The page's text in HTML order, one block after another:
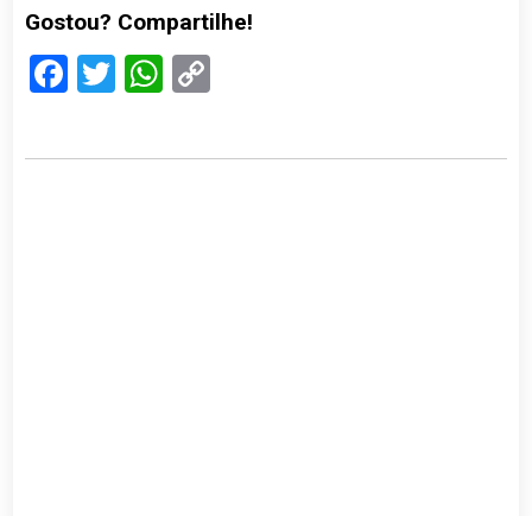
Gostou? Compartilhe!
Facebook
TwitterWhatsApp